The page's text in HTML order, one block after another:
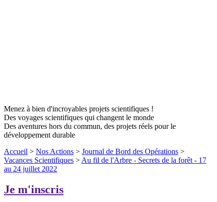
Menez à bien d'incroyables projets scientifiques !
Des voyages scientifiques qui changent le monde
Des aventures hors du commun, des projets réels pour le
développement durable
Accueil > Nos Actions > Journal de Bord des Opérations >
Vacances Scientifiques > Au fil de l'Arbre - Secrets de la forêt - 17
au 24 juillet 2022
Je m'inscris